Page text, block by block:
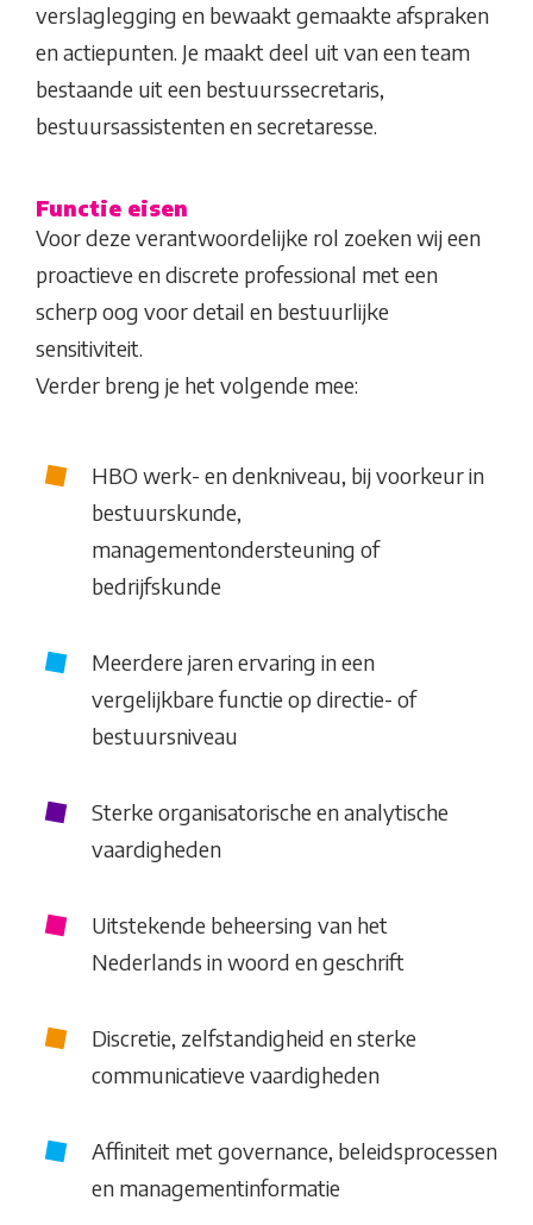
verslaglegging en bewaakt gemaakte afspraken
en actiepunten. Je maakt deel uit van een team
bestaande uit een bestuurssecretaris,
bestuursassistenten en secretaresse.
Functie eisen
Voor deze verantwoordelijke rol zoeken wij een
proactieve en discrete professional met een
scherp oog voor detail en bestuurlijke
sensitiviteit.
Verder breng je het volgende mee:
HBO werk- en denkniveau, bij voorkeur in
bestuurskunde,
managementondersteuning of
bedrijfskunde
Meerdere jaren ervaring in een
vergelijkbare functie op directie- of
bestuursniveau
Sterke organisatorische en analytische
vaardigheden
Uitstekende beheersing van het
Nederlands in woord en geschrift
Discretie, zelfstandigheid en sterke
communicatieve vaardigheden
Affiniteit met governance, beleidsprocessen
en managementinformatie